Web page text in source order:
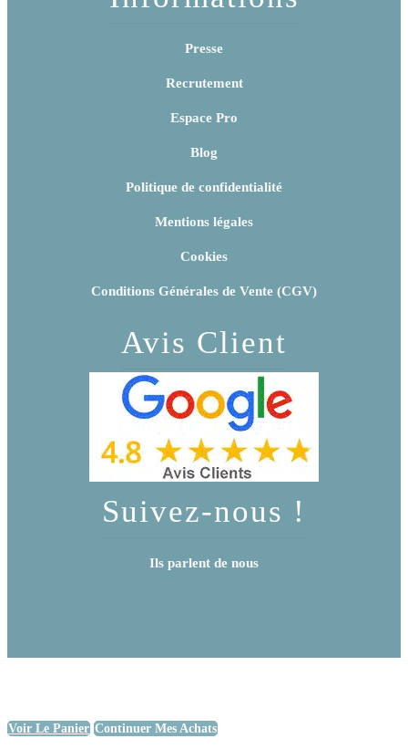
Presse
Recrutement
Espace Pro
Blog
Politique de confidentialité
Mentions légales
Cookies
Conditions Générales de Vente (CGV)
Avis Client
Suivez-nous !
Ils parlent de nous
Voir Le Panier Continuer Mes Achats